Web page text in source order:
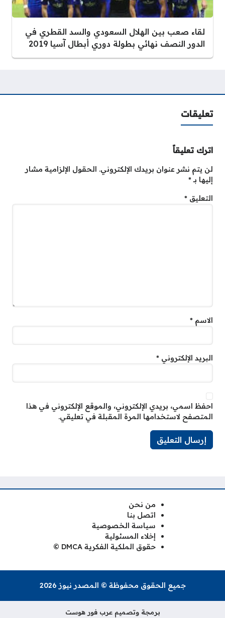
لقاء صعب بين الهلال السعودي والسد القطري في
الدور النصف نهائي بطولة دوري أبطال آسيا 2019
تعليقات
اترك تعليقاً
لن يتم نشر عنوان بريدك الإلكتروني. الحقول الإلزامية مشار
إليها بـ*
التعليق *
الاسم *
البريد الإلكتروني *
احفظ اسمي، بريدي الإلكتروني، والموقع الإلكتروني في هذا
المتصفح لاستخدامها المرة المقبلة في تعليقي.
من نحن
اتصل بنا
سياسة الخصوصية
إخلاء المسئولية
حقوق الملكية الفكرية DMCA ©
جميع الحقوق محفوظة © المصدر نيوز 2026
برمجة وتصميم عرب فور هوست